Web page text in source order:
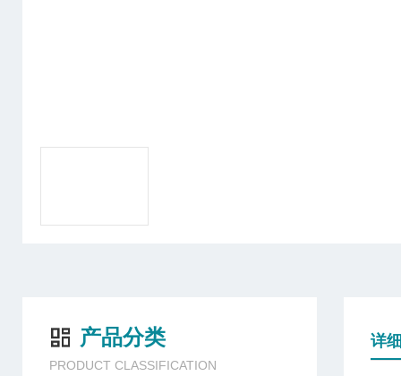
产品分类
PRODUCT CLASSIFICATION
详